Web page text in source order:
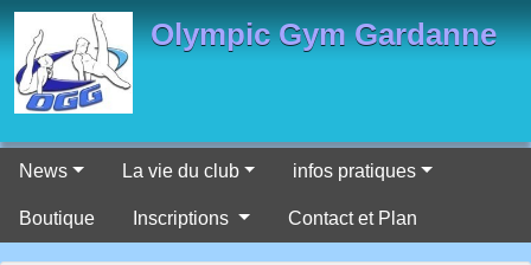
Olympic Gym Gardanne
News La vie du club infos pratiques
Boutique Inscriptions Contact et Plan
Panneau de gestion des cookies